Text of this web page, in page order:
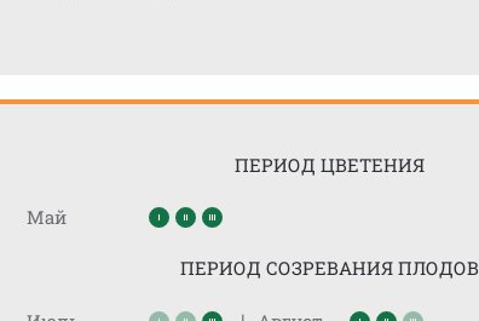
ПЕРИОД ЦВЕТЕНИЯ
Май
ПЕРИОД СОЗРЕВАНИЯ ПЛОДОВ